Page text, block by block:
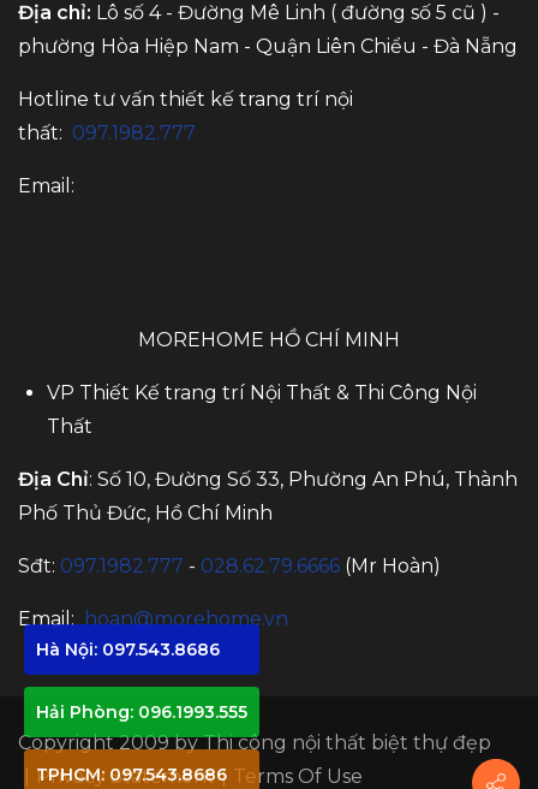
Hà Nội: 097.543.8686
Hải Phòng: 096.1993.555
TPHCM: 097.543.8686
Địa chỉ: Lô số 4 - Đường Mê Linh ( đường số 5 cũ ) -
phường Hòa Hiệp Nam - Quận Liên Chiểu - Đà Nẵng
Hotline tư vấn thiết kế trang trí nội
thất: 097.1982.777
Email:
MOREHOME HỒ CHÍ MINH
VP Thiết Kế trang trí Nội Thất & Thi Công Nội
Thất
Địa Chỉ: Số 10, Đường Số 33, Phường An Phú, Thành
Phố Thủ Đức, Hồ Chí Minh
Sđt: 097.1982.777 - 028.62.79.6666 (Mr Hoàn)
Email:hoan@morehome.vn
Copyright 2009 byThi công nội thất biệt thự đẹp
Privacy Statement | Terms Of Use